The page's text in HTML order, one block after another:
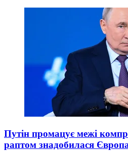
Путін промацує межі
раптом знадобилася